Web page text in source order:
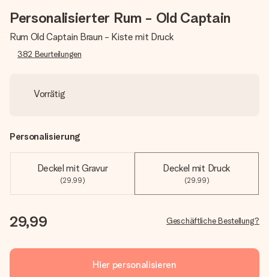
Personalisierter Rum - Old Captain
Rum Old Captain Braun - Kiste mit Druck
382 Beurteilungen
Vorrätig
Personalisierung
Deckel mit Gravur
(29,99)
Deckel mit Druck
(29,99)
29,99 Geschäftliche Bestellung?
Hier personalisieren